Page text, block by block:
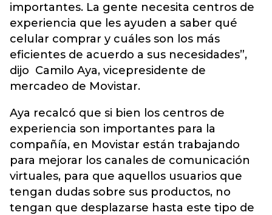
importantes. La gente necesita centros de
experiencia que les ayuden a saber qué
celular comprar y cuáles son los más
eficientes de acuerdo a sus necesidades”,
dijo Camilo Aya, vicepresidente de
mercadeo de Movistar.
Aya recalcó que si bien los centros de
experiencia son importantes para la
compañía, en Movistar están trabajando
para mejorar los canales de comunicación
virtuales, para que aquellos usuarios que
tengan dudas sobre sus productos, no
tengan que desplazarse hasta este tipo de